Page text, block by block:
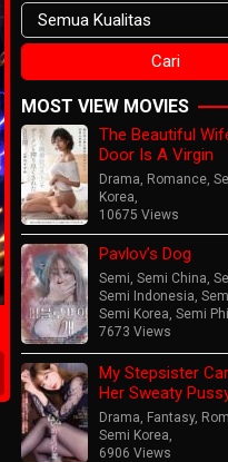
MOST VIEW MOVIES
The Beautiful
Door Is A Virgin
Drama Romance
Korea
10675 Views
Pavlov’s Dog
Semi Semi China
Semi Indonesia
Semi Korea Semi
7673 Views
My Stepsister
Her Sweaty
Drama Fantasy,
Semi Korea
6906 Views